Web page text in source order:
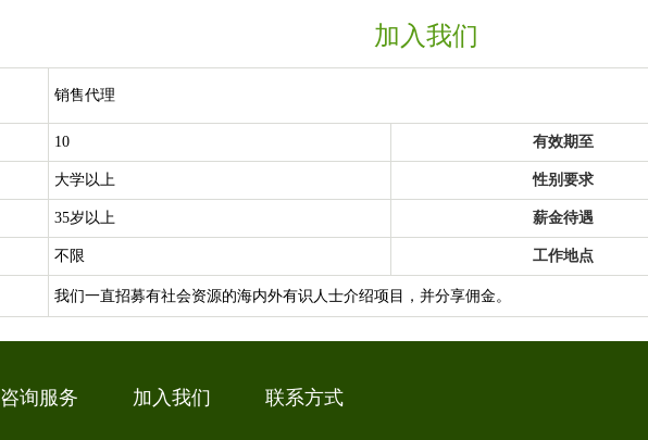
加入我们
销售代理
10 有效期至
大学以上 性别要求
35岁以上 薪金待遇
不限 工作地点
我们一直招募有社会资源的海内外有识人士介绍项目，并分享佣金。
咨询服务 加入我们 联系方式